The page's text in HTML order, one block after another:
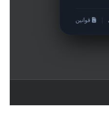
قوانین